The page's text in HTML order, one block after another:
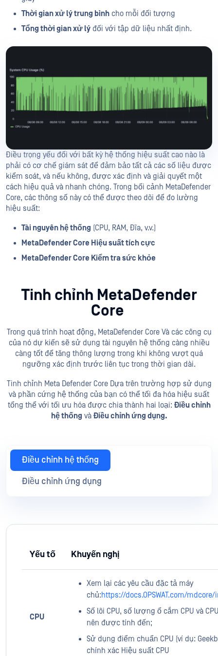
Thời gian xử lý trung bình cho mỗi đối tượng
Tổng thời gian xử lý đối với tập dữ liệu nhất định.
Điều trọng yếu đối với bất kỳ hệ thống hiệu suất cao nào là
phải có cơ chế giám sát để đảm bảo tất cả các số liệu được
kiểm soát, và nếu không, được xác định và giải quyết một
cách hiệu quả và nhanh chóng. Trong bối cảnh MetaDefender
Core, các thông số này có thể được theo dõi để đo lường
hiệu suất:
Tài nguyên hệ thống (CPU, RAM, Đĩa, v.v.)
MetaDefender Core Hiệu suất tích cực
MetaDefender Core Kiểm tra sức khỏe
Tinh chỉnh MetaDefender
Core
Trong quá trình hoạt động, MetaDefender Core Và các công cụ
của nó dự kiến sẽ sử dụng tài nguyên hệ thống càng nhiều
càng tốt để tăng thông lượng trong khi không vượt quá
ngưỡng xác định trước liên tục trong thời gian dài.
Tinh chỉnh Meta Defender Core Dựa trên trường hợp sử dụng
và phần cứng hệ thống của bạn có thể tối đa hóa hiệu suất
tổng thể với tối ưu hóa được chia thành hai loại: Điều chỉnh
hệ thống và Điều chỉnh ứng dụng.
Điều chỉnh hệ thống
Điều chỉnh ứng dụng
Yếu tố Khuyến nghị
CPU
Xem lại các yêu cầu đặc tả máy
chủ:https://docs.OPSWAT.com/
Số lõi CPU, số lượng ổ cắm CPU và
nên được tính đến;
Sử dụng điểm chuẩn CPU (ví dụ:
chính xác Hiệu suất CPU